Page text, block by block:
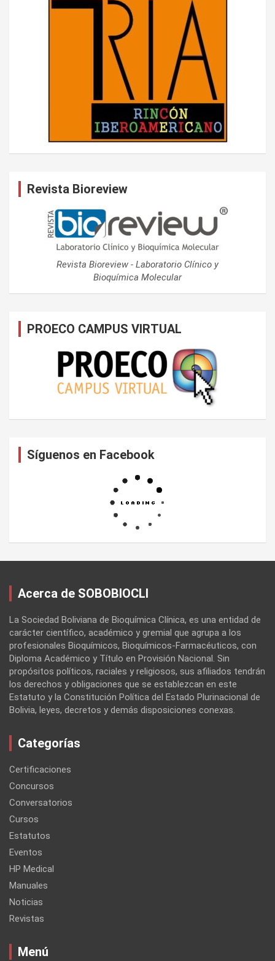
Revista Bioreview
Revista Bioreview - Laboratorio Clínico y
Bioquímica Molecular
PROECO CAMPUS VIRTUAL
Síguenos en Facebook
Acerca de SOBOBIOCLI
La Sociedad Boliviana de Bioquímica Clínica, es una entidad de
carácter científico, académico y gremial que agrupa a los
profesionales Bioquímicos, Bioquímicos-Farmacéuticos, con
Diploma Académico y Título en Provisión Nacional. Sin
propósitos políticos, raciales y religiosos, sus afiliados tendrán
los derechos y obligaciones que se establezcan en este
Estatuto y la Constitución Política del Estado Plurinacional de
Bolivia, leyes, decretos y demás disposiciones conexas.
Categorías
Certificaciones
Concursos
Conversatorios
Cursos
Estatutos
Eventos
HP Medical
Manuales
Noticias
Revistas
Menú